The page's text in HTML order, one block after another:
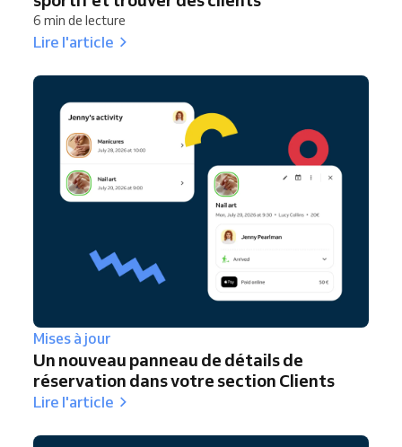
6 min de lecture
Lire l'article
Mises à jour
Un nouveau panneau de détails de
réservation dans votre section Clients
Lire l'article